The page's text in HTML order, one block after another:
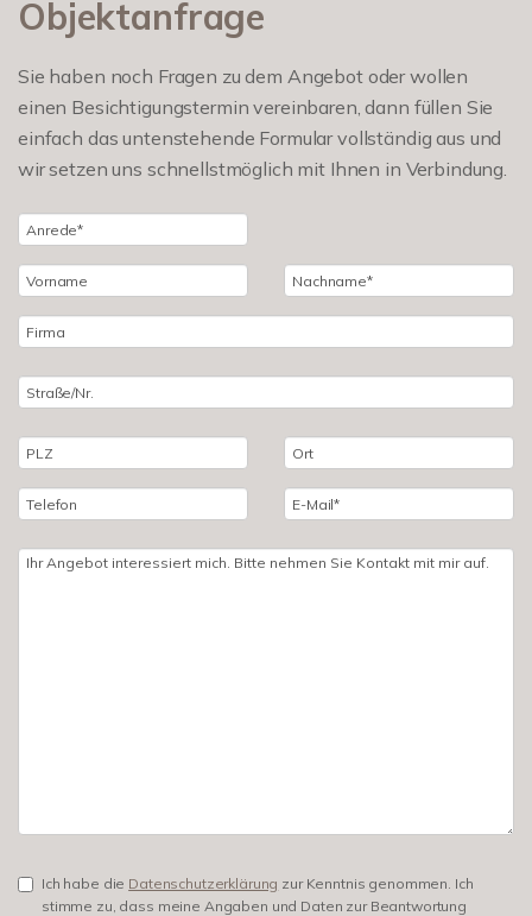
Objektanfrage
Sie haben noch Fragen zu dem Angebot oder wollen
einen Besichtigungstermin vereinbaren, dann füllen Sie
einfach das untenstehende Formular vollständig aus und
wir setzen uns schnellstmöglich mit Ihnen in Verbindung.
Ich habe die Datenschutzerklärung zur Kenntnis genommen. Ich
stimme zu, dass meine Angaben und Daten zur Beantwortung